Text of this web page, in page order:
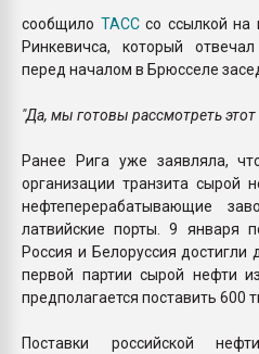
сообщило ТАССсо ссылкой на
Ринкевичса, который
перед началом в Брюсселе
"Да, мы готовы рассмотреть этот
Ранее Рига уже заявляла,
организации транзита сырой
нефтеперерабатывающие
латвийские порты. 9 января
Россия и Белоруссия достигли
первой партии сырой нефти
предполагается поставить 600
Поставки российской